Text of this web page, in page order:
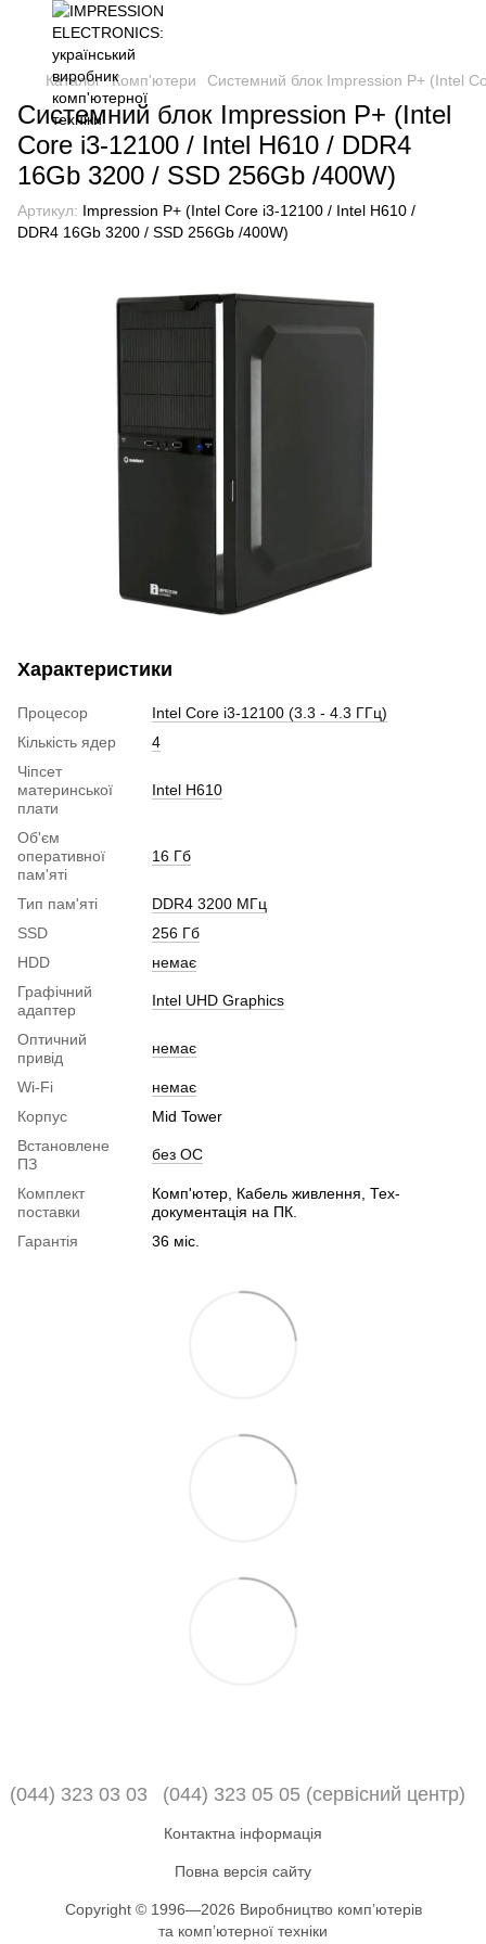
Каталог Комп'ютери Системний блок Impression P+ (Intel
Системний блок Impression P+ (Intel
Core i3-12100 / Intel H610 / DDR4
16Gb 3200 / SSD 256Gb /400W)
Артикул: Impression P+ (Intel Core i3-12100 / Intel H610 /
DDR4 16Gb 3200 / SSD 256Gb /400W)
Характеристики
Процесор
Intel Core i3-12100 (3.3 - 4.3 ГГц)
Кількість ядер
4
Чіпсет
материнської
плати
Intel H610
Об'єм
оперативної
пам'яті
16 Гб
Тип пам'яті
DDR4 3200 МГц
SSD
256 Гб
HDD
немає
Графічний
адаптер
Intel UHD Graphics
Оптичний
привід
немає
Wi-Fi
немає
Корпус
Mid Tower
Встановлене
ПЗ
без ОС
Комплект
поставки
Комп'ютер, Кабель живлення, Тех-
документація на ПК.
Гарантія
36 міс.
(044) 323 03 03 (044) 323 05 05 (сервісний центр)
Контактна інформація
Повна версія сайту
Copyright © 1996—2026 Виробництво компʼютерів
та компʼютерної техніки